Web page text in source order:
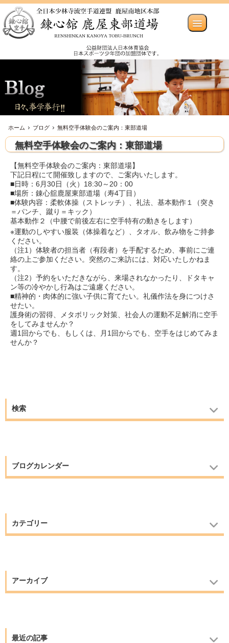
ホーム ブログ 無料空手体験会のご案内：東部道場
無料空手体験会のご案内：東部道場
【無料空手体験会のご案内：東部道場】
下記日程にて開催致しますので、ご案内いたします。
■日時：6月30日（火）18:30～20：00
■場所：錬心舘鹿屋東部道場（寿4丁目）
■体験内容：柔軟体操（ストレッチ）、礼法、基本動作１（突き
＝パンチ、蹴り＝キック）
基本動作２（中腰で前後左右に空手特有の動きをします）
※運動のしやすい服装（体操着など）、タオル、飲み物をご持参
ください。
（注1）体験者の担当者（有段者）を手配するため、事前にご連
絡の上ご参加ください。突然のご来訪には、対応いたしかねま
す。
（注2）予約をいただきながら、来場されなかったり、ドタキャ
ン等の冷やかし行為はご遠慮ください。
■精神的・肉体的に強い子供に育てたい。礼儀作法を身につけさ
せたい。
護身術の習得、メタボリック対策、社会人の運動不足解消に空手
をしてみませんか？
週1回からでも、もしくは、月1回からでも、空手をはじめてみま
せんか？
検索
ブログカレンダー
カテゴリー
アーカイブ
最近の記事